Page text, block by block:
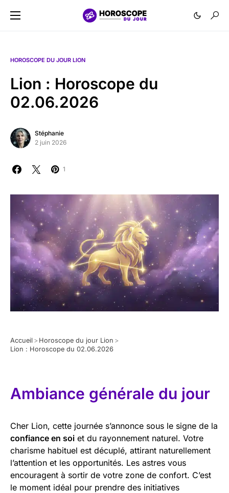
HOROSCOPE DU JOUR LION
Lion : Horoscope du
02.06.2026
Stéphanie
2 juin 2026
1
Accueil > Horoscope du jour Lion >
Lion : Horoscope du 02.06.2026
Ambiance générale du jour
Cher Lion, cette journée s’annonce sous le signe de la
confiance en soi et du rayonnement naturel. Votre
charisme habituel est décuplé, attirant naturellement
l’attention et les opportunités. Les astres vous
encouragent à sortir de votre zone de confort. C’est
le moment idéal pour prendre des initiatives